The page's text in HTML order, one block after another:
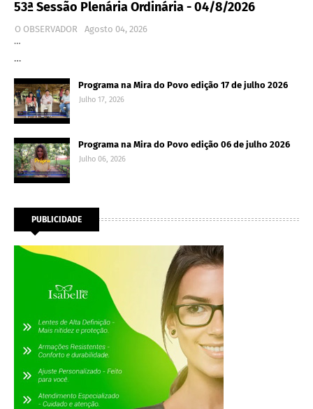
53ª Sessão Plenária Ordinária - 04/8/2026
O OBSERVADOR
Agosto 04, 2026
…
…
Programa na Mira do Povo edição 17 de julho 2026
Julho 17, 2026
Programa na Mira do Povo edição 06 de julho 2026
Julho 06, 2026
PUBLICIDADE